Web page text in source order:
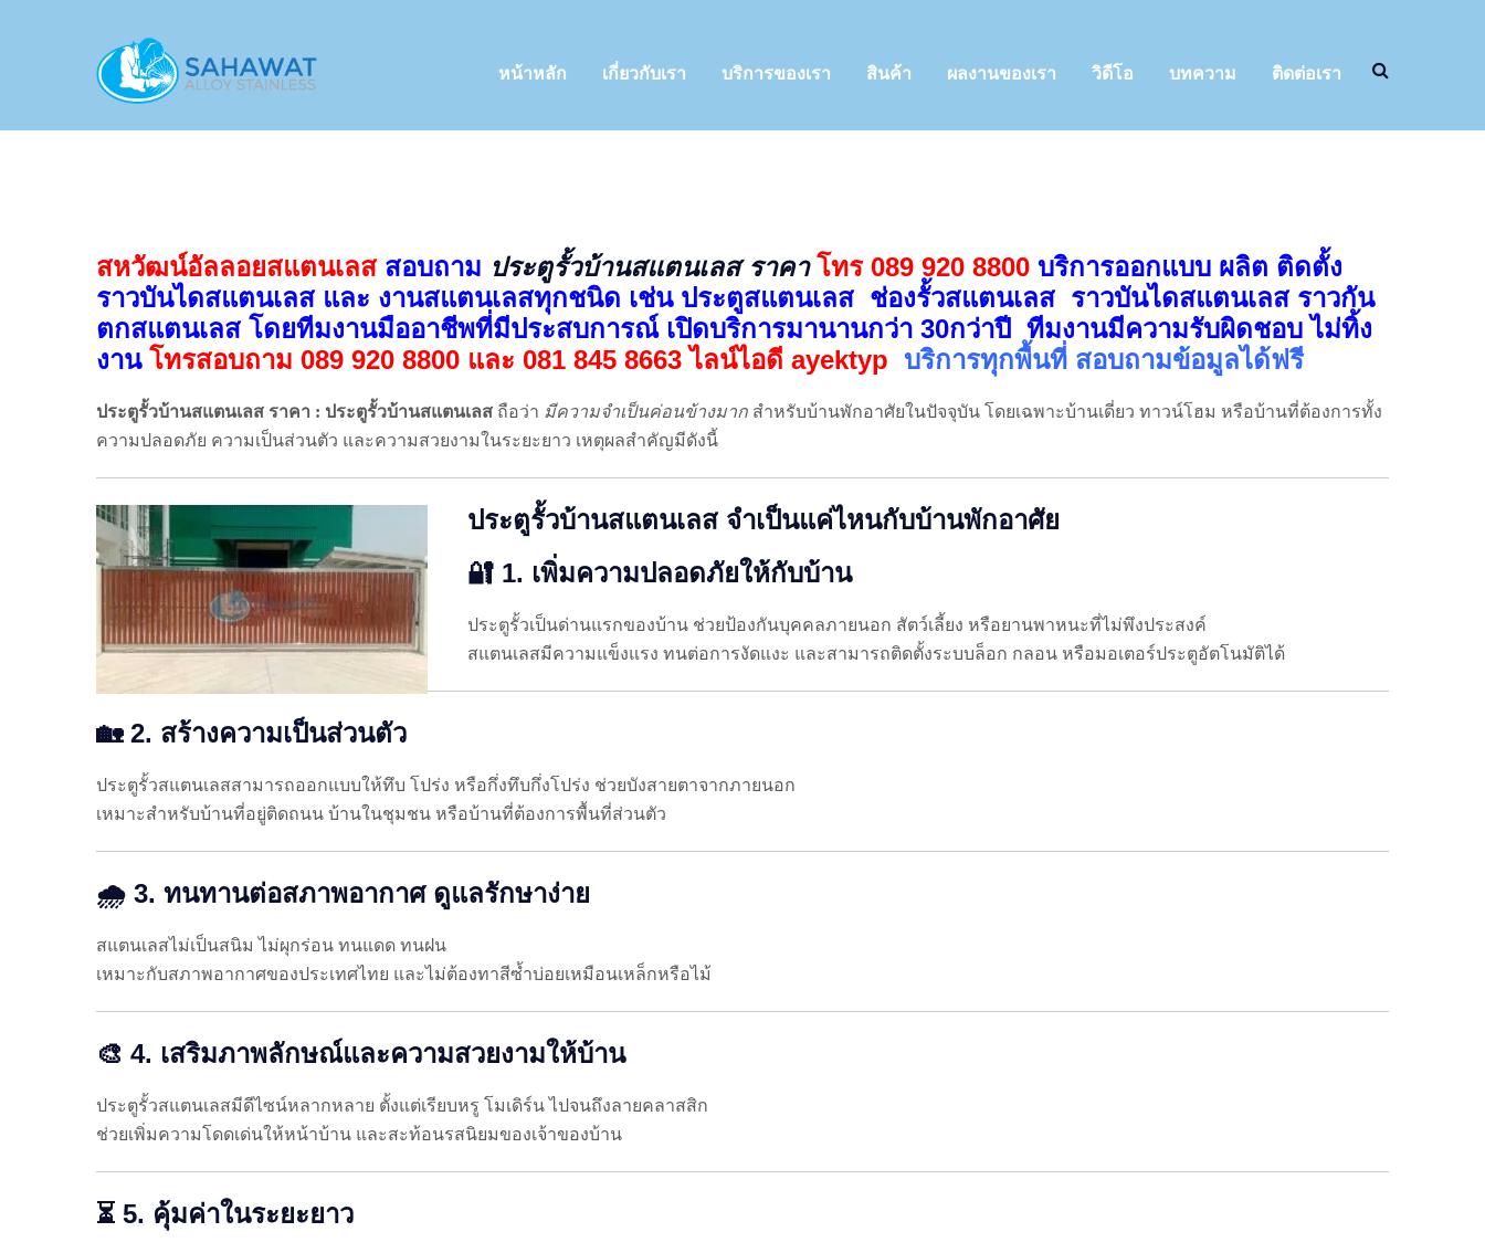
หน้าหลัก เกี่ยวกับเรา บริการของเรา สินค้า ผลงานของเรา วิดีโอ บทความ ติดต่อเรา
สหวัฒน์อัลลอยสแตนเลสสอบถาม ประตูรั้วบ้านสแตนเลส ราคา โทร 089 920 8800 บริการออกแบบ ผลิต ติดตั้ง
ราวบันไดสแตนเลสและ งานสแตนเลสทุกชนิด เช่น ประตูสแตนเลส ช่องรั้วสแตนเลส ราวบันไดสแตนเลส ราวกัน
ตกสแตนเลส โดยทีมงานมืออาชีพที่มีประสบการณ์ เปิดบริการมานานกว่า 30กว่าปี ทีมงานมีความรับผิดชอบ ไม่ทิ้ง
งาน โทรสอบถาม 089 920 8800 และ 081 845 8663 ไลน์ไอดี ayektyp บริการทุกพื้นที่ สอบถามข้อมูลได้ฟรี
ประตูรั้วบ้านสแตนเลส ราคา : ประตูรั้วบ้านสแตนเลส ถือว่า มีความจำเป็นค่อนข้างมาก สำหรับบ้านพักอาศัยในปัจจุบัน โดยเฉพาะบ้านเดี่ยว ทาวน์โฮม หรือบ้านที่ต้องการทั้ง
ความปลอดภัย ความเป็นส่วนตัว และความสวยงามในระยะยาว เหตุผลสำคัญมีดังนี้
ประตูรั้วบ้านสแตนเลส จำเป็นแค่ไหนกับบ้านพักอาศัย
🔐 1. เพิ่มความปลอดภัยให้กับบ้าน
ประตูรั้วเป็นด่านแรกของบ้าน ช่วยป้องกันบุคคลภายนอก สัตว์เลี้ยง หรือยานพาหนะที่ไม่พึงประสงค์
สแตนเลสมีความแข็งแรง ทนต่อการงัดแงะ และสามารถติดตั้งระบบล็อก กลอน หรือมอเตอร์ประตูอัตโนมัติได้
🏡 2. สร้างความเป็นส่วนตัว
ประตูรั้วสแตนเลสสามารถออกแบบให้ทึบ โปร่ง หรือกึ่งทึบกึ่งโปร่ง ช่วยบังสายตาจากภายนอก
เหมาะสำหรับบ้านที่อยู่ติดถนน บ้านในชุมชน หรือบ้านที่ต้องการพื้นที่ส่วนตัว
🌧️ 3. ทนทานต่อสภาพอากาศ ดูแลรักษาง่าย
สแตนเลสไม่เป็นสนิม ไม่ผุกร่อน ทนแดด ทนฝน
เหมาะกับสภาพอากาศของประเทศไทย และไม่ต้องทาสีซ้ำบ่อยเหมือนเหล็กหรือไม้
🎨 4. เสริมภาพลักษณ์และความสวยงามให้บ้าน
ประตูรั้วสแตนเลสมีดีไซน์หลากหลาย ตั้งแต่เรียบหรู โมเดิร์น ไปจนถึงลายคลาสสิก
ช่วยเพิ่มความโดดเด่นให้หน้าบ้าน และสะท้อนรสนิยมของเจ้าของบ้าน
⏳ 5. คุ้มค่าในระยะยาว